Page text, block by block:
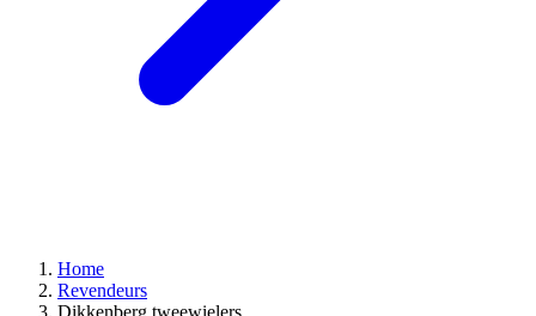
Home
Revendeurs
Dikkenberg tweewielers